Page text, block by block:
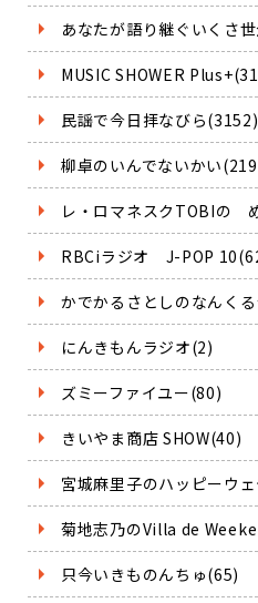
あなたが語り継ぐいくさ
MUSIC SHOWER
民謡で今日拝なびら(3152)
柳卓のいんでないかい
レ・ロマネスクTOBIの
RBCiラジオ J-POP
かでかるさとしのなんく
にんきもんラジオ(2)
ズミーファイユー(80)
きいやま商店 SHOW(40)
宮城麻里子のハッピーウ
菊地志乃のVilla de
只今いきものんちゅ(65)